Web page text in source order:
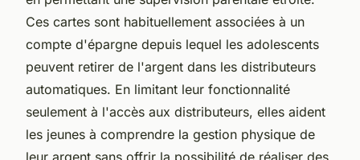
Ces cartes sont habituellement associées à un
compte d'épargne depuis lequel les adolescents
peuvent retirer de l'argent dans les distributeurs
automatiques. En limitant leur fonctionnalité
seulement à l'accès aux distributeurs, elles aident
les jeunes à comprendre la gestion physique de
leur argent sans offrir la possibilité de réaliser des